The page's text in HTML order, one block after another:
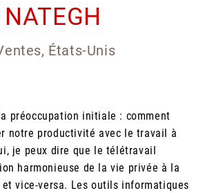
États-Unis
préoccupation initiale : comment
notre productivité avec le travail à
je peux dire que le télétravail
harmonieuse de la vie privée à la
vice-versa. Les outils informatiques